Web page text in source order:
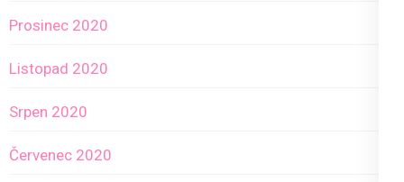
Prosinec 2020
Listopad 2020
Srpen 2020
Červenec 2020